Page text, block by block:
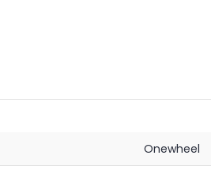
Onewheel